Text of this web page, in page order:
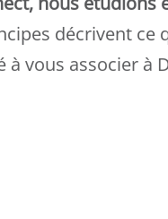
décrivent ce
à vous associer à